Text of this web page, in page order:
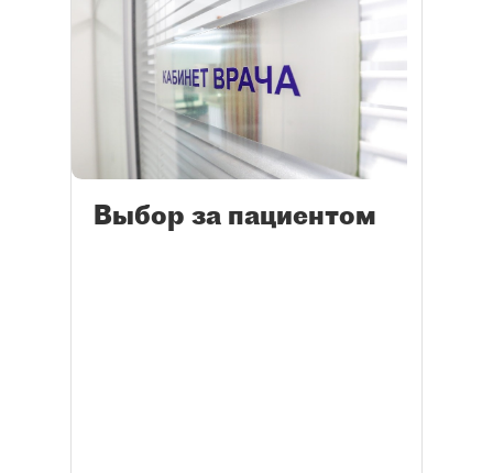
Выбор за пациентом